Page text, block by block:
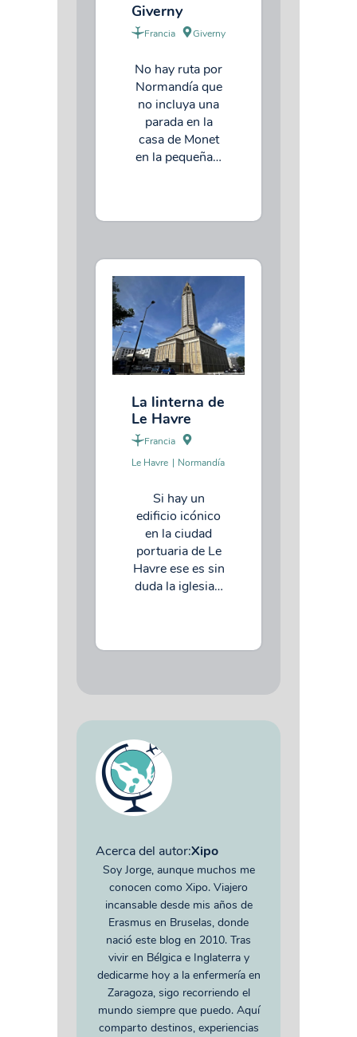
Giverny
Francia Giverny
No hay ruta por
Normandía que
no incluya una
parada en la
casa de Monet
en la pequeña…
La linterna de
Le Havre
Francia
Le Havre | Normandía
Si hay un
edificio icónico
en la ciudad
portuaria de Le
Havre ese es sin
duda la iglesia…
Acerca del autor:Xipo
Soy Jorge, aunque muchos me
conocen como Xipo. Viajero
incansable desde mis años de
Erasmus en Bruselas, donde
nació este blog en 2010. Tras
vivir en Bélgica e Inglaterra y
dedicarme hoy a la enfermería en
Zaragoza, sigo recorriendo el
mundo siempre que puedo. Aquí
comparto destinos, experiencias